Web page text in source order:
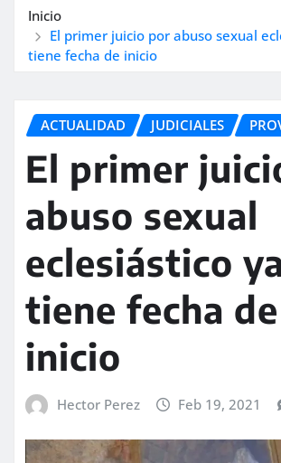
Inicio
El primer juicio por abuso sexual
tiene fecha de inicio
ACTUALIDAD JUDICIALES
El primer
abuso sexual
eclesiástico
tiene fecha de
inicio
Hector Perez Feb 19, 2021